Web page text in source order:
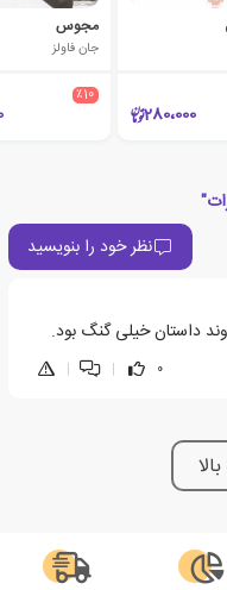
280،000
مجوس
جان فاولز
٪10
نظر خود را بنویسید
داستان خیلی گنگ بود.
0
|
|